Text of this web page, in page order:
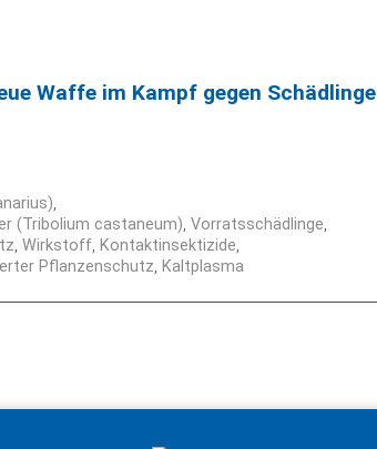
Waffe im Kampf gegen Schädlinge
(Tribolium castaneum) Vorratsschädlinge
Wirkstoff Kontaktinsektizide
Pflanzenschutz Kaltplasma